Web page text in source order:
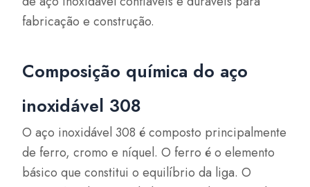
fabricação e construção.
Composição química do aço
inoxidável 308
O aço inoxidável 308 é composto principalmente
de ferro, cromo e níquel. O ferro é o elemento
básico que constitui o equilíbrio da liga. O